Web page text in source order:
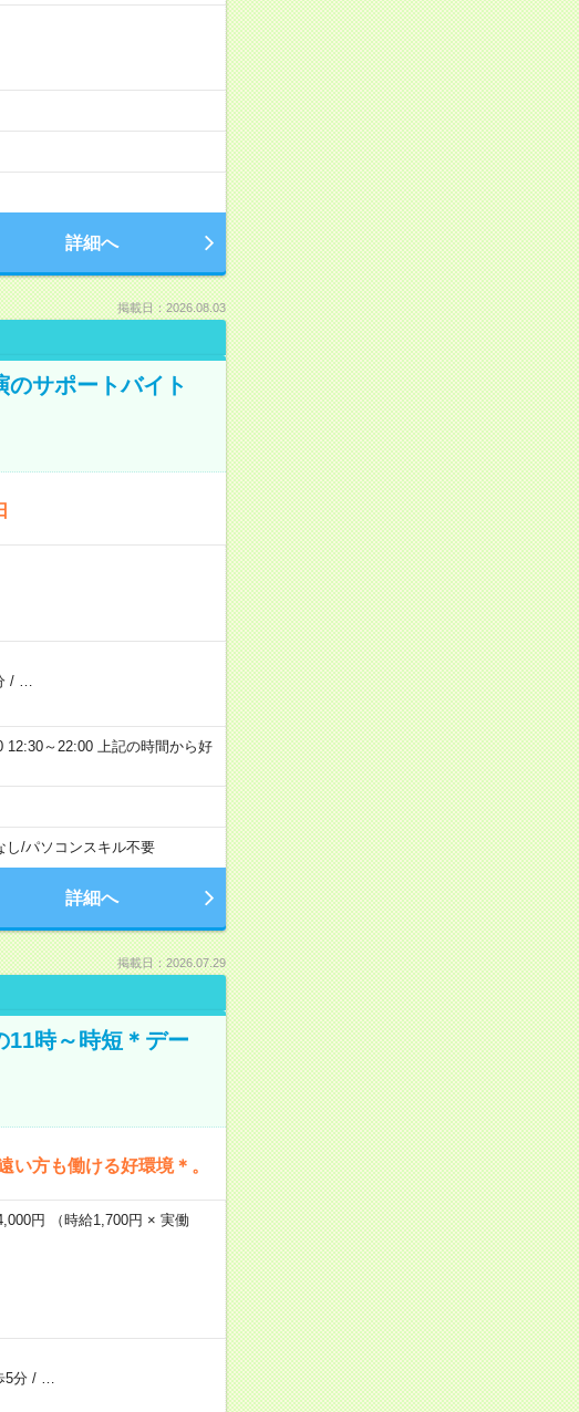
詳細へ
掲載日：2026.08.03
サポートバイト
/ …
12:30～22:00 上記の時間から好
し/パソコンスキル不要
詳細へ
掲載日：2026.07.29
11時～時短＊デー
い方も働ける好環境＊。
円 （時給1,700円 × 実働
5分/ …